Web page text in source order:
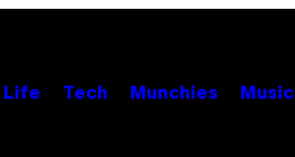
Life Tech Munchies Music